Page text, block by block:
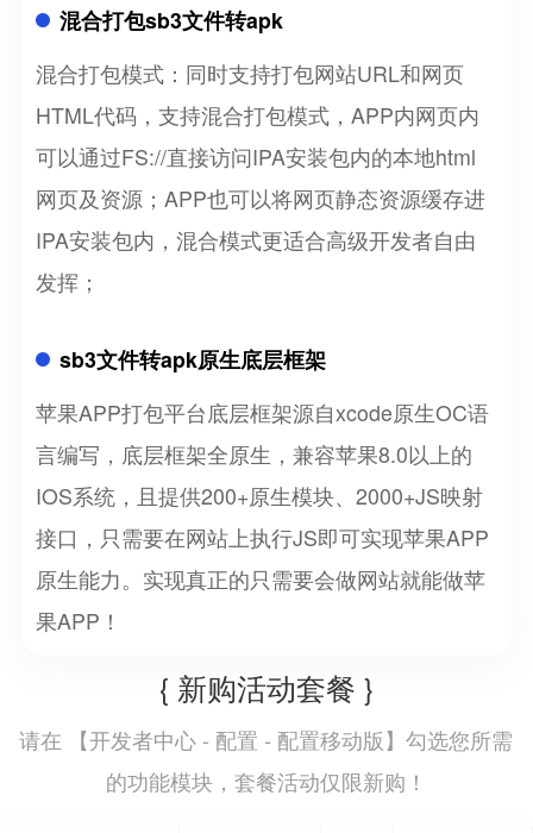
混合打包sb3文件转apk
混合打包模式：同时支持打包网站URL和网页
HTML代码，支持混合打包模式，APP内网页内
可以通过FS://直接访问IPA安装包内的本地html
网页及资源；APP也可以将网页静态资源缓存进
IPA安装包内，混合模式更适合高级开发者自由
发挥；
sb3文件转apk原生底层框架
苹果APP打包平台底层框架源自xcode原生OC语
言编写，底层框架全原生，兼容苹果8.0以上的
IOS系统，且提供200+原生模块、2000+JS映射
接口，只需要在网站上执行JS即可实现苹果APP
原生能力。实现真正的只需要会做网站就能做苹
果APP！
{ 新购活动套餐 }
请在 【开发者中心 - 配置 - 配置移动版】勾选您所需
的功能模块，套餐活动仅限新购！